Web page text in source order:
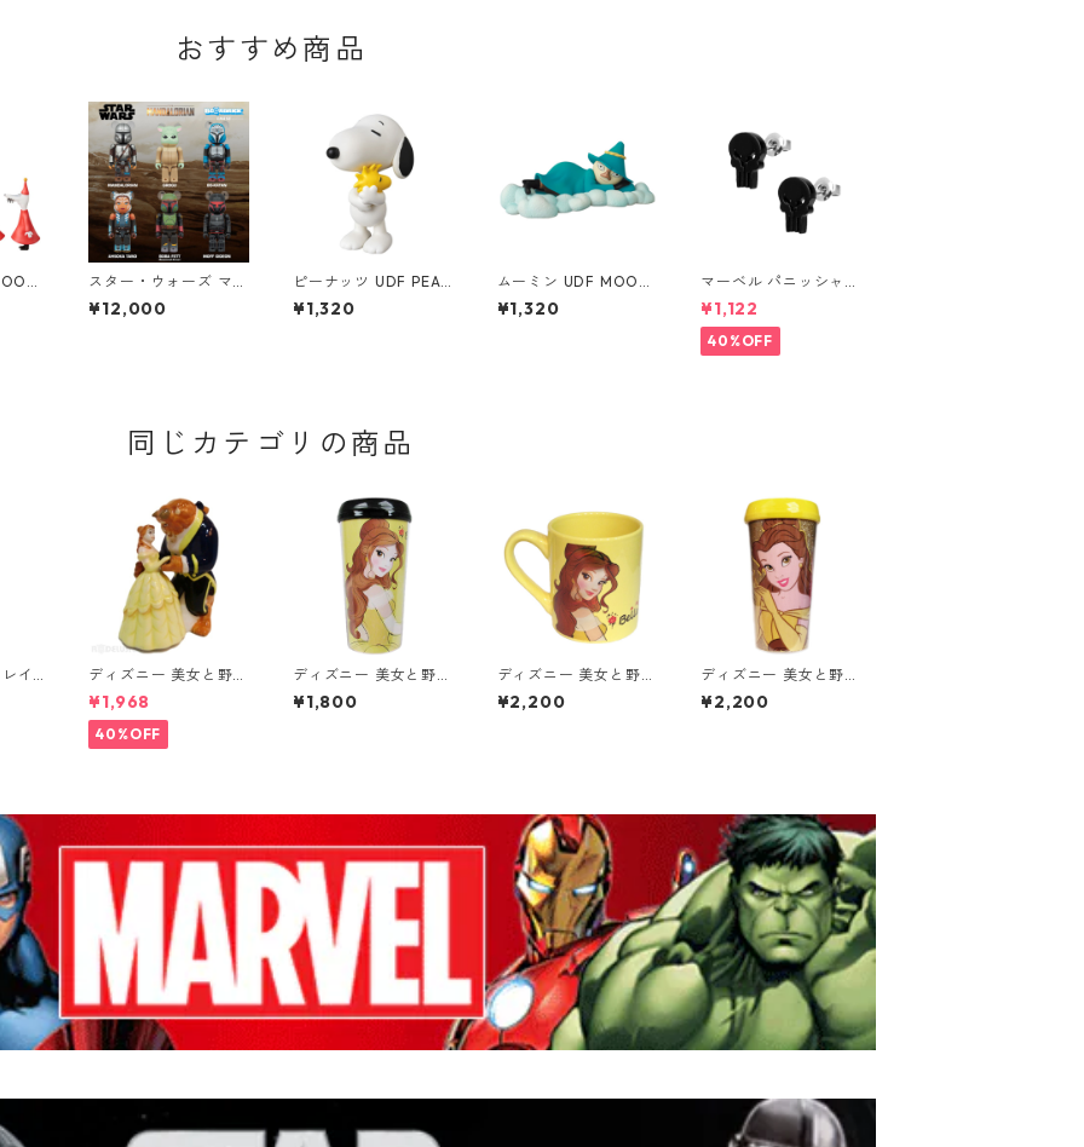
おすすめ商品
スター・ウォーズ マン
ダロリアン ベアブリッ
ク BE@RBRICK CHAS
¥12,000
ピーナッツ UDF PEAN
UTS スヌーピー ホール
ディング ウッドストッ
¥1,320
ムーミン UDF MOOMI
N ヨクサル（寝） フィ
ギュア
¥1,320
マーベル パニッシャー
ロゴスタッドピアス ブ
ラック MARVEL
¥1,122
40%OFF
同じカテゴリの商品
イ
ディズニー 美女と野獣
ビースト&ベル ソルト
&ペッパー DISNEY
¥1,968
40%OFF
ディズニー 美女と野獣
ベル トラベルマグ タ
ンブラー DISNEY
¥1,800
ディズニー 美女と野獣
ベル レーザープリント
マグカップ DISNEY
¥2,200
ディズニー 美女と野獣
ベル グリッタートラベ
ルマグ タンブラー DIS
¥2,200